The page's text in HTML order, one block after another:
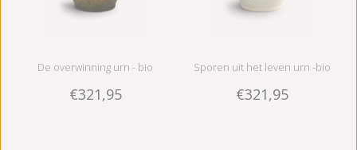
De overwinning urn - bio
€321,95
Sporen uit het leven urn -bio
€321,95